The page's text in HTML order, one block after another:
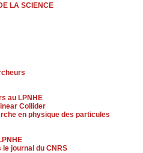
LA SCIENCE
au LPNHE
Collider
en physique des particules
le journal du CNRS